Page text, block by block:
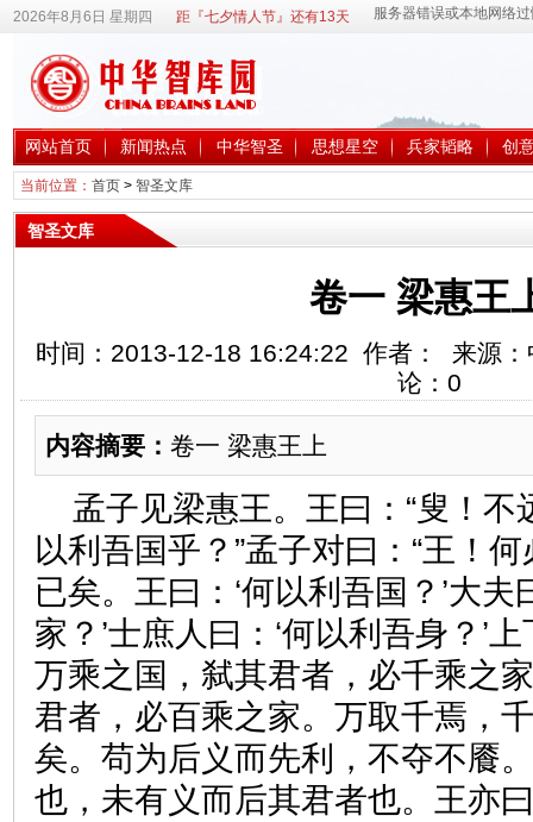
2026年8月6日 星期四 距『七夕情人节』还有13天
网站首页 新闻热点 中华智圣 思想星空 兵家韬略 创
当前位置： 首页> 智圣文库
智圣文库
卷一 梁惠王
时间：2013-12-18 16:24:22 作者： 来源
论： 0
内容摘要： 卷一 梁惠王上
孟子见梁惠王。王曰：“叟！
以利吾国乎？”孟子对曰：“王！
已矣。王曰：‘何以利吾国？’大夫
家？’士庶人曰：‘何以利吾身？’
万乘之国，弑其君者，必千乘之
君者，必百乘之家。万取千焉，
矣。苟为后义而先利，不夺不餍
也，未有义而后其君者也。王亦